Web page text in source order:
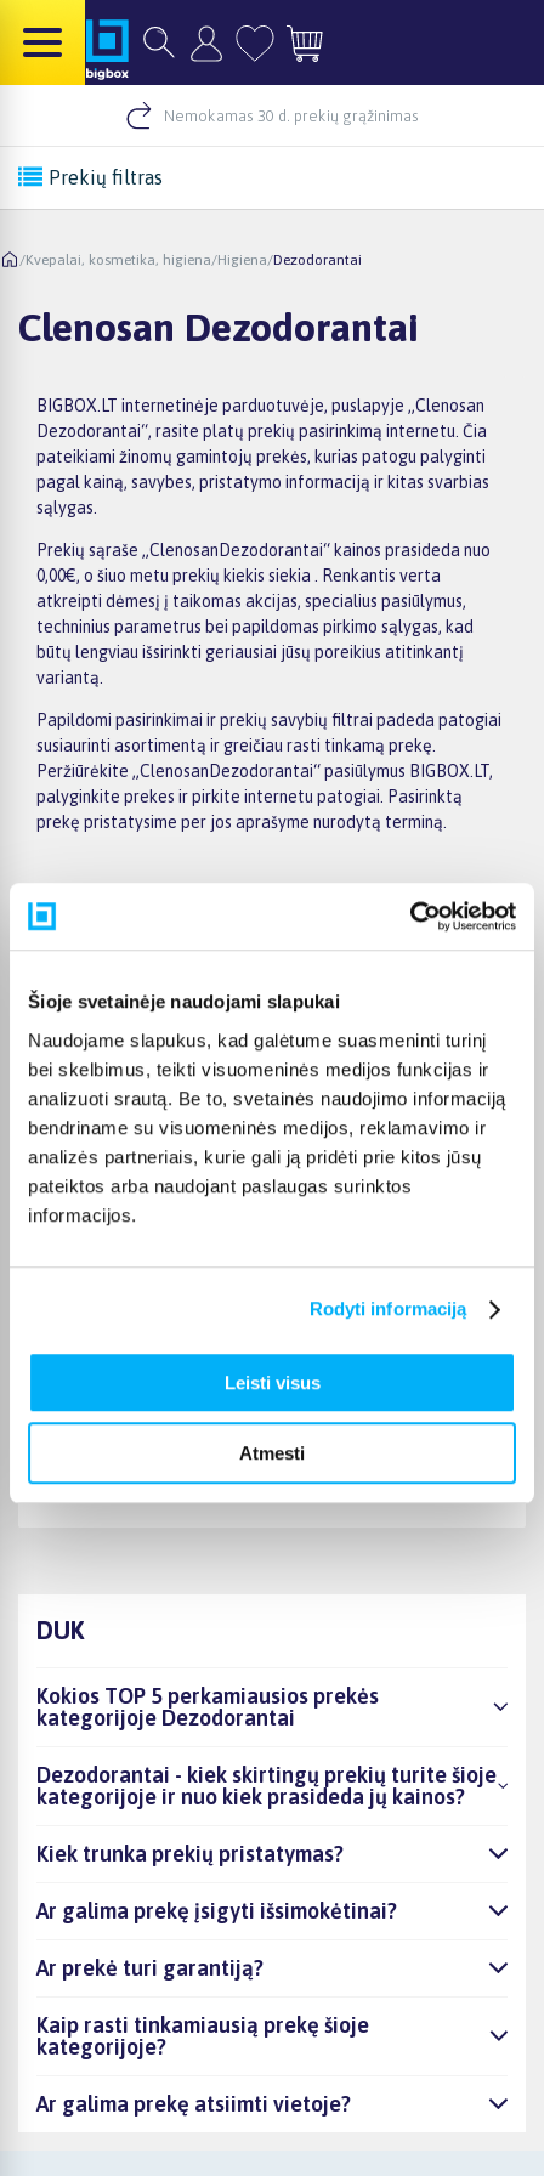
Šioje svetainėje naudojami slapukai
Naudojame slapukus, kad galėtume suasmeninti turinį
bei skelbimus, teikti visuomeninės medijos funkcijas ir
analizuoti srautą. Be to, svetainės naudojimo informaciją
bendriname su visuomeninės medijos, reklamavimo ir
analizės partneriais, kurie gali ją pridėti prie kitos jūsų
pateiktos arba naudojant paslaugas surinktos
informacijos.
Rodyti informaciją
Leisti visus
Atmesti
Nemokamas 30 d. prekių grąžinimas
Prekių filtras
/Kvepalai, kosmetika, higiena/Higiena/Dezodorantai
Clenosan Dezodorantai
BIGBOX.LT internetinėje parduotuvėje, puslapyje „Clenosan
Dezodorantai“, rasite platų prekių pasirinkimą internetu. Čia
pateikiami žinomų gamintojų prekės, kurias patogu palyginti
pagal kainą, savybes, pristatymo informaciją ir kitas svarbias
sąlygas.
Prekių sąraše „ClenosanDezodorantai“ kainos prasideda nuo
0,00€, o šiuo metu prekių kiekis siekia . Renkantis verta
atkreipti dėmesį į taikomas akcijas, specialius pasiūlymus,
techninius parametrus bei papildomas pirkimo sąlygas, kad
būtų lengviau išsirinkti geriausiai jūsų poreikius atitinkantį
variantą.
Papildomi pasirinkimai ir prekių savybių filtrai padeda patogiai
susiaurinti asortimentą ir greičiau rasti tinkamą prekę.
Peržiūrėkite „ClenosanDezodorantai“ pasiūlymus BIGBOX.LT,
palyginkite prekes ir pirkite internetu patogiai. Pasirinktą
prekę pristatysime per jos aprašyme nurodytą terminą.
Pirkėjų atsiliepimai apie prekes
Tomas S.
Gera kaina, puiki kokybe, tik pristtymo laikas galetu buti trumpesnis.
Laima M.
Patvirtintas pirkėjas
DUK
Kokios TOP 5 perkamiausios prekės
kategorijoje Dezodorantai
Dezodorantai - kiek skirtingų prekių turite šioje
kategorijoje ir nuo kiek prasideda jų kainos?
Kiek trunka prekių pristatymas?
Ar galima prekę įsigyti išsimokėtinai?
Ar prekė turi garantiją?
Kaip rasti tinkamiausią prekę šioje
kategorijoje?
Ar galima prekę atsiimti vietoje?